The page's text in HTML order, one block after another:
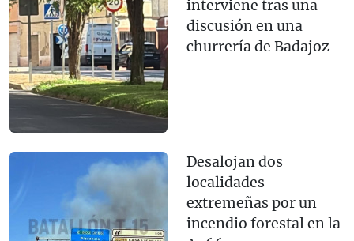
interviene tras una
discusión en una
churrería de Badajoz
Desalojan dos
localidades
extremeñas por un
incendio forestal en la